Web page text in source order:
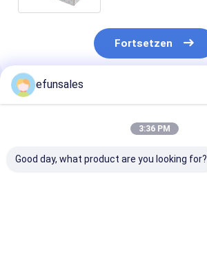
Fortsetzen
Empfohlene Produkte
efunsales
3:36 PM
Good day, what product are you looking for?